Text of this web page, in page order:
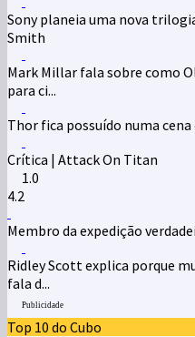
Sony planeia uma nova
Smith
Mark Millar fala sobre como
para ci...
Thor fica possuído numa
Crítica | Attack On Titan
1.0
4.2
Membro da expedição
Ridley Scott explica porque
fala d...
Publicidade
Top 10 do Cubo